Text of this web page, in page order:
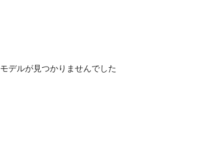
モデルが見つかりませんでした